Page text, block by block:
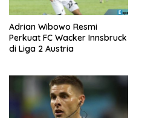
Adrian Wibowo Resmi
Perkuat FC Wacker Innsbruck
di Liga 2 Austria